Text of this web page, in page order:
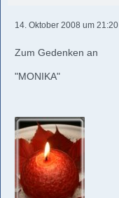
14. Oktober 2008 um 21:20
Zum Gedenken an
"MONIKA"